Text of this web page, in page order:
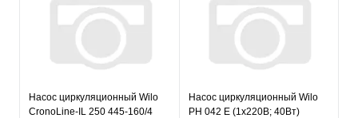
Насос циркуляционный Wilo
CronoLine-IL 250 445-160/4
Насос циркуляционный Wilo
PH 042 E (1х220В; 40Вт)